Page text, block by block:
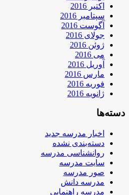
اکتبر 2016
سپتامبر 2016
آگوست 2016
جولای 2016
ژوئن 2016
می 2016
آوریل 2016
مارس 2016
فوریه 2016
ژانویه 2016
دسته‌ها
اخبار مدرسه جدید
دسته‌بندی نشده
روانشناسی مدرسه
سایت مدرسه
صور مدرسه
مدرسه دانش
مدرسه راهنمایی